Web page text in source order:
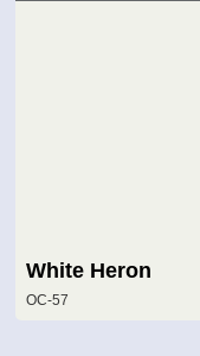
White Heron
OC-57